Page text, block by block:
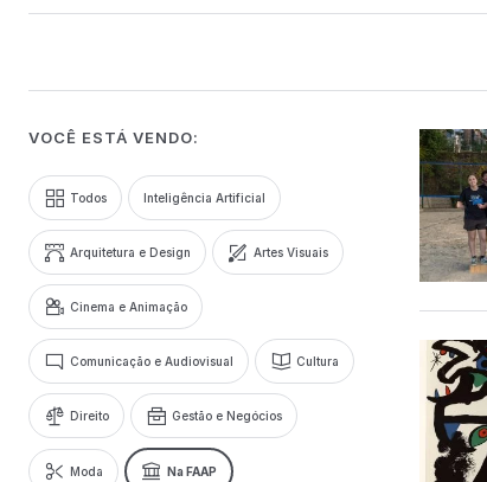
VOCÊ ESTÁ VENDO:
Todos Inteligência Artificial
Arquitetura e Design Artes Visuais
Cinema e Animação
Comunicação e Audiovisual Cultura
Direito Gestão e Negócios
Moda Na FAAP